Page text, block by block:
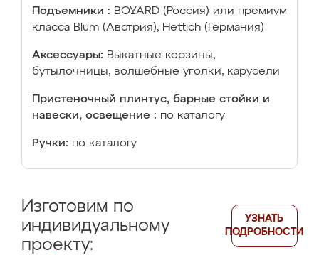
Подъемники : BOYARD (Россия) или премиум
класса Blum (Австрия), Hettich (Германия)
Аксессуары: Выкатные корзины,
бутылочницы, волшебные уголки, карусели
Пристеночный плинтус, барные стойки и
навески, освещение : по каталогу
Ручки: по каталогу
Изготовим по
индивидуальному
проекту:
УЗНАТЬ
ПОДРОБНОСТИ